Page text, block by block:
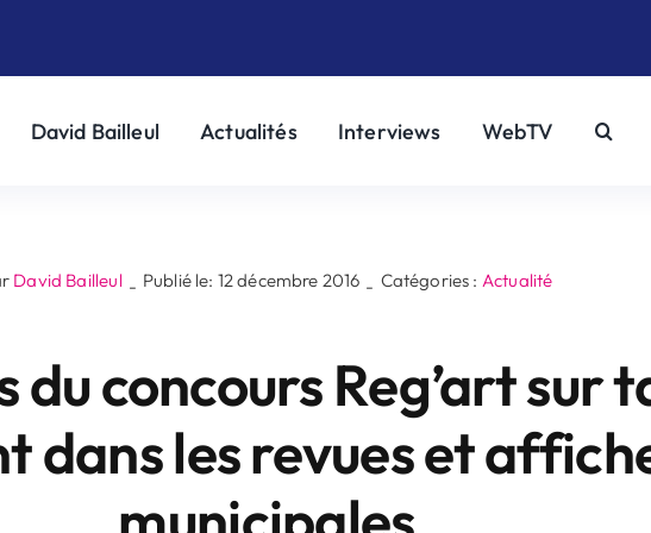
David Bailleul Actualités Interviews WebTV
David Bailleul - Publié le: 12 décembre 2016 - Catégories : Actualité
du concours Reg’art sur
dans les revues et